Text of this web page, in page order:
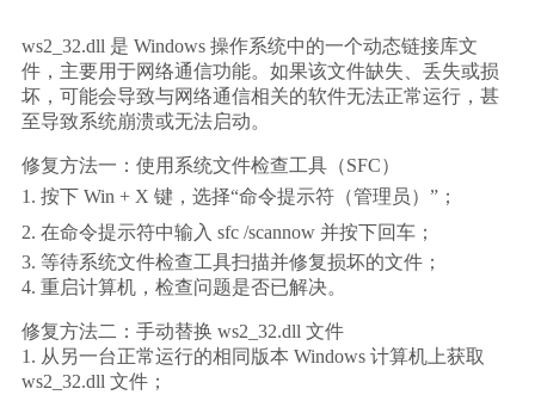
ws2_32.dll 是 Windows 操作系统中的一个动态链接库文
件，主要用于网络通信功能。如果该文件缺失、丢失或损
坏，可能会导致与网络通信相关的软件无法正常运行，甚
至导致系统崩溃或无法启动。
修复方法一：使用系统文件检查工具（SFC）
1. 按下 Win + X 键，选择“命令提示符（管理员）”；
2. 在命令提示符中输入 sfc /scannow 并按下回车；
3. 等待系统文件检查工具扫描并修复损坏的文件；
4. 重启计算机，检查问题是否已解决。
修复方法二：手动替换 ws2_32.dll 文件
1. 从另一台正常运行的相同版本 Windows 计算机上获取
ws2_32.dll 文件；